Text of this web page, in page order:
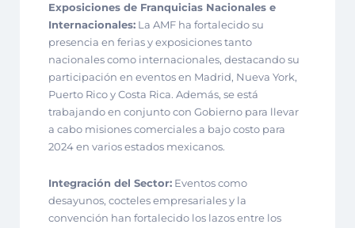
Exposiciones de Franquicias Nacionales e
Internacionales: La AMF ha fortalecido su
presencia en ferias y exposiciones tanto
nacionales como internacionales, destacando su
participación en eventos en Madrid, Nueva York,
Puerto Rico y Costa Rica. Además, se está
trabajando en conjunto con Gobierno para llevar
a cabo misiones comerciales a bajo costo para
2024 en varios estados mexicanos.
Integración del Sector: Eventos como
desayunos, cocteles empresariales y la
convención han fortalecido los lazos entre los